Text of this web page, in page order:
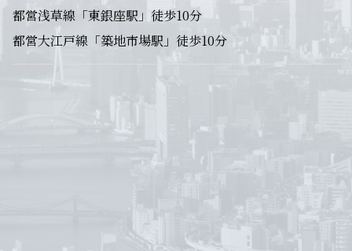
都営浅草線「東銀座駅」徒歩10分
都営大江戸線「築地市場駅」徒歩10分